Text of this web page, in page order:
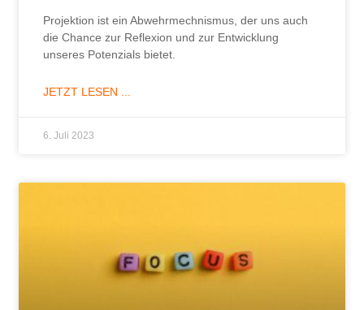
Projektion ist ein Abwehrmechnismus, der uns auch
die Chance zur Reflexion und zur Entwicklung
unseres Potenzials bietet.
JETZT LESEN ...
6. Juli 2023